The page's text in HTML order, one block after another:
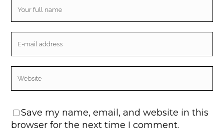
Save my name, email, and website in this
browser for the next time I comment.